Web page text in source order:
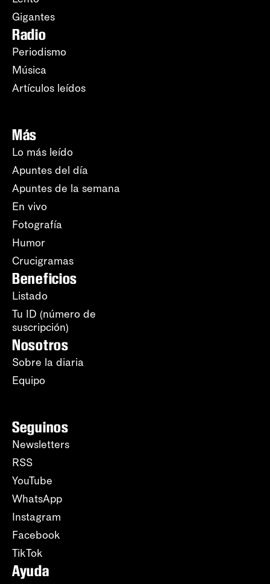
Gigantes
Radio
Periodismo
Música
Artículos leídos
Más
Lo más leído
Apuntes del día
Apuntes de la semana
En vivo
Fotografía
Humor
Crucigramas
Beneficios
Listado
Tu ID (número de
suscripción)
Nosotros
Sobre la diaria
Equipo
Seguinos
Newsletters
RSS
YouTube
WhatsApp
Instagram
Facebook
TikTok
Ayuda